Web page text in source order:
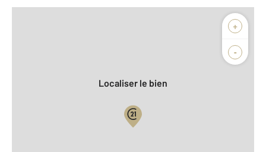
+
-
Biens vendus
Localiser le bien